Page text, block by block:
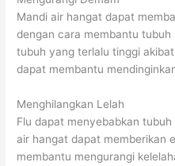
Mandi air hangat dapat
dengan cara membantu tubuh
tubuh yang terlalu tinggi
dapat membantu
Menghilangkan Lelah
Flu dapat menyebabkan
air hangat dapat memberikan
membantu mengurangi